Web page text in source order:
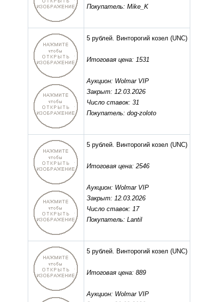
Покупатель: Mike_K
5 рублей. Винторогий козел (UNC)
Итоговая цена: 1531
Аукцион: Wolmar VIP
Закрыт: 12.03.2026
Число ставок: 31
Покупатель: dog-zoloto
5 рублей. Винторогий козел (UNC)
Итоговая цена: 2546
Аукцион: Wolmar VIP
Закрыт: 12.03.2026
Число ставок: 17
Покупатель: Lantil
5 рублей. Винторогий козел (UNC)
Итоговая цена: 889
Аукцион: Wolmar VIP